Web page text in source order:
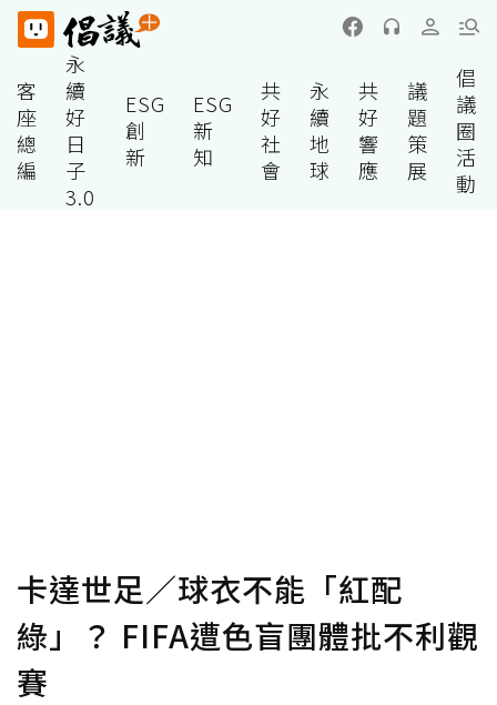
客
座
總
編
永
續
好
日
子
3.0
ESG
創
新
ESG
新
知
共
好
社
會
永
續
地
球
共
好
響
應
議
題
策
展
倡
議
圈
活
動
卡達世足／球衣不能「紅配
綠」？ FIFA遭色盲團體批不利觀
賽